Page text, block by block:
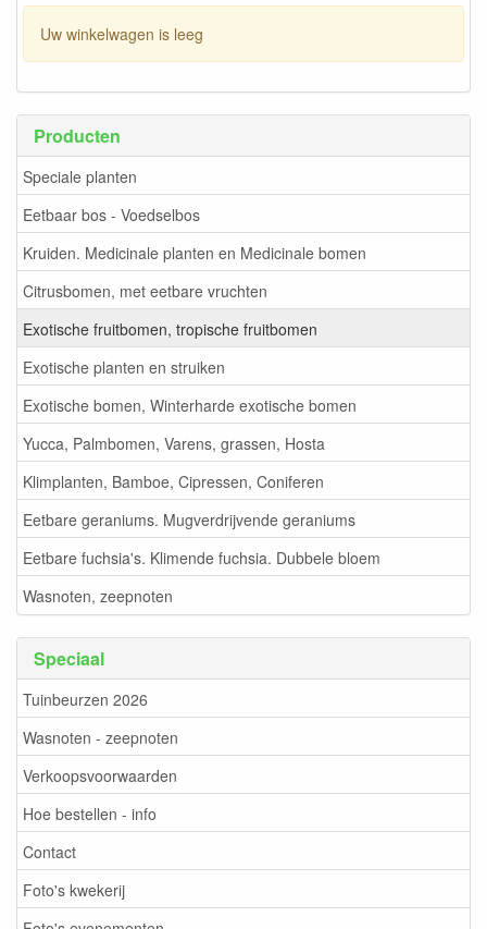
Uw winkelwagen is leeg
Producten
Speciale planten
Eetbaar bos - Voedselbos
Kruiden. Medicinale planten en Medicinale bomen
Citrusbomen, met eetbare vruchten
Exotische fruitbomen, tropische fruitbomen
Exotische planten en struiken
Exotische bomen, Winterharde exotische bomen
Yucca, Palmbomen, Varens, grassen, Hosta
Klimplanten, Bamboe, Cipressen, Coniferen
Eetbare geraniums. Mugverdrijvende geraniums
Eetbare fuchsia's. Klimende fuchsia. Dubbele bloem
Wasnoten, zeepnoten
Speciaal
Tuinbeurzen 2026
Wasnoten - zeepnoten
Verkoopsvoorwaarden
Hoe bestellen - info
Contact
Foto's kwekerij